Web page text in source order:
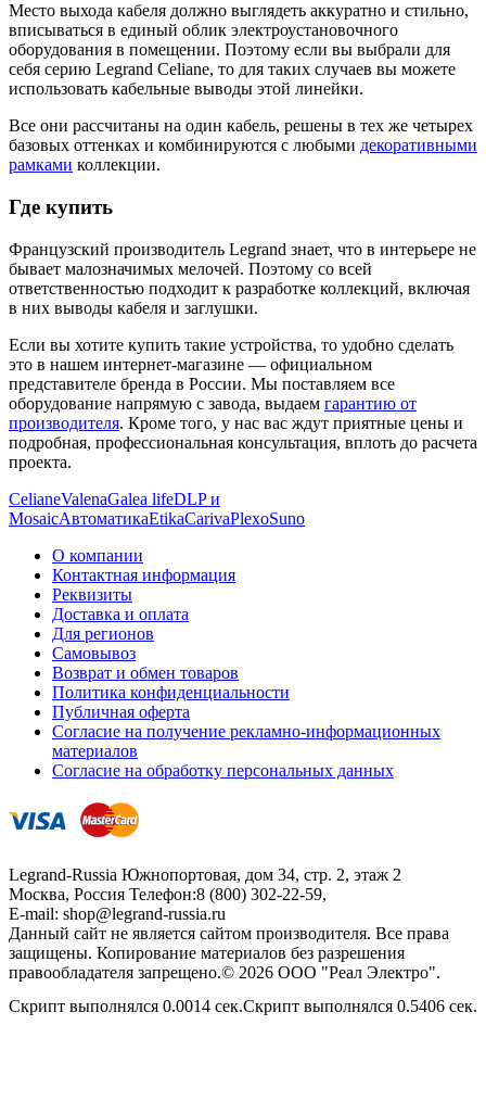
Место выхода кабеля должно выглядеть аккуратно и стильно,
вписываться в единый облик электроустановочного
оборудования в помещении. Поэтому если вы выбрали для
себя серию Legrand Celiane, то для таких случаев вы можете
использовать кабельные выводы этой линейки.
Все они рассчитаны на один кабель, решены в тех же четырех
базовых оттенках и комбинируются с любыми декоративными
рамками коллекции.
Где купить
Французский производитель Legrand знает, что в интерьере не
бывает малозначимых мелочей. Поэтому со всей
ответственностью подходит к разработке коллекций, включая
в них выводы кабеля и заглушки.
Если вы хотите купить такие устройства, то удобно сделать
это в нашем интернет-магазине — официальном
представителе бренда в России. Мы поставляем все
оборудование напрямую с завода, выдаем гарантию от
производителя. Кроме того, у нас вас ждут приятные цены и
подробная, профессиональная консультация, вплоть до расчета
проекта.
CelianeValenaGalea lifeDLP и
MosaicАвтоматикаEtikaCarivaPlexoSuno
О компании
Контактная информация
Реквизиты
Доставка и оплата
Для регионов
Самовывоз
Возврат и обмен товаров
Политика конфиденциальности
Публичная оферта
Согласие на получение рекламно-информационных
материалов
Согласие на обработку персональных данных
Legrand-Russia Южнопортовая, дом 34, стр. 2, этаж 2
Москва, Россия Телефон:8 (800) 302-22-59,
E-mail: shop@legrand-russia.ru
Данный сайт не является сайтом производителя. Все права
защищены. Копирование материалов без разрешения
правообладателя запрещено.© 2026 ООО "Реал Электро".
Скрипт выполнялся 0.0014 сек.Скрипт выполнялся 0.5406 сек.